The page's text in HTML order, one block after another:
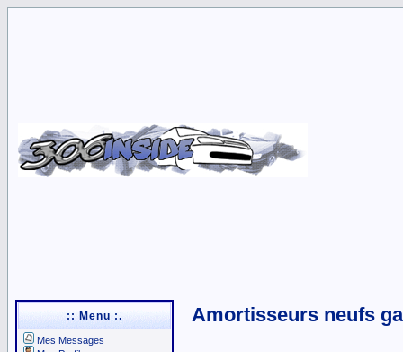
:: Menu :.
Mes Messages
Amortisseurs neufs